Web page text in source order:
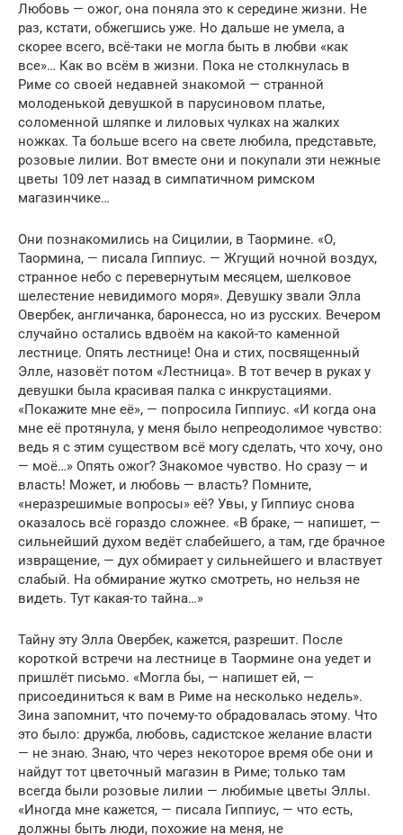
Любовь — ожог, она поняла это к середине жизни. Не
раз, кстати, обжегшись уже. Но дальше не умела, а
скорее всего, всё-таки не могла быть в любви «как
все»… Как во всём в жизни. Пока не столкнулась в
Риме со своей недавней знакомой — странной
молоденькой девушкой в парусиновом платье,
соломенной шляпке и лиловых чулках на жалких
ножках. Та больше всего на свете любила, представьте,
розовые лилии. Вот вместе они и покупали эти нежные
цветы 109 лет назад в симпатичном римском
магазинчике…
Они познакомились на Сицилии, в Таормине. «О,
Таормина, — писала Гиппиус. — Жгущий ночной воздух,
странное небо с перевернутым месяцем, шелковое
шелестение невидимого моря». Девушку звали Элла
Овербек, англичанка, баронесса, но из русских. Вечером
случайно остались вдвоём на какой-то каменной
лестнице. Опять лестнице! Она и стих, посвященный
Элле, назовёт потом «Лестница». В тот вечер в руках у
девушки была красивая палка с инкрустациями.
«Покажите мне её», — попросила Гиппиус. «И когда она
мне её протянула, у меня было непреодолимое чувство:
ведь я с этим существом всё могу сделать, что хочу, оно
— моё…» Опять ожог? Знакомое чувство. Но сразу — и
власть! Может, и любовь — власть? Помните,
«неразрешимые вопросы» её? Увы, у Гиппиус снова
оказалось всё гораздо сложнее. «В браке, — напишет, —
сильнейший духом ведёт слабейшего, а там, где брачное
извращение, — дух обмирает у сильнейшего и властвует
слабый. На обмирание жутко смотреть, но нельзя не
видеть. Тут какая-то тайна…»
Тайну эту Элла Овербек, кажется, разрешит. После
короткой встречи на лестнице в Таормине она уедет и
пришлёт письмо. «Могла бы, — напишет ей, —
присоединиться к вам в Риме на несколько недель».
Зина запомнит, что почему-то обрадовалась этому. Что
это было: дружба, любовь, садистское желание власти
— не знаю. Знаю, что через некоторое время обе они и
найдут тот цветочный магазин в Риме; только там
всегда были розовые лилии — любимые цветы Эллы.
«Иногда мне кажется, — писала Гиппиус, — что есть,
должны быть люди, похожие на меня, не